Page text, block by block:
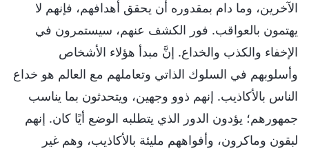
الآخرين، وما دام بمقدوره أن يحقق أهدافهم، فإنهم لا
يهتمون بالعواقب. فور الكشف عنهم، سيستمرون في
الإخفاء والكذب والخداع. إنَّ مبدأ هؤلاء الأشخاص
وأسلوبهم في السلوك الذاتي وتعاملهم مع العالم هو خداع
الناس بالأكاذيب. إنهم ذوو وجهين، ويتحدثون بما يناسب
جمهورهم؛ يؤدون الدور الذي يتطلبه الوضع أيًا كان. إنهم
لبقون وماكرون، وأفواههم مليئة بالأكاذيب، وهم غير